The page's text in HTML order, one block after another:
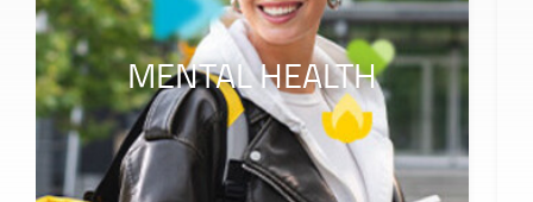
MENTAL HEALTH